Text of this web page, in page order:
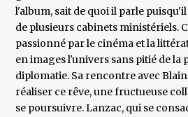
l'album, sait de quoi il parle
de plusieurs cabinets ministériels.
passionné par le cinéma et la
en images l'univers sans pitié de la
diplomatie. Sa rencontre avec
réaliser ce rêve, une fructueuse
se poursuivre. Lanzac, qui se